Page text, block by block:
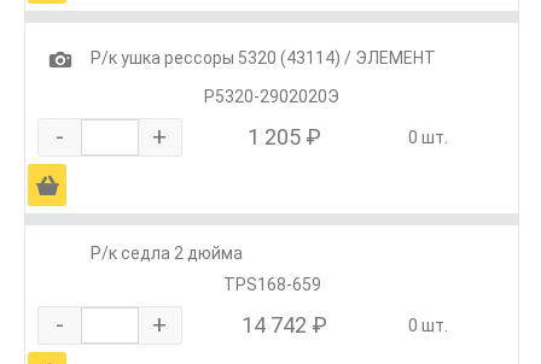
1
Р/к ушка рессоры 5320 (43114) / ЭЛЕМЕНТ
Р5320-2902020Э
- + 1 205 ₽ 0 шт.
Ä
Р/к седла 2 дюйма
TPS168-659
- + 14 742 ₽ 0 шт.